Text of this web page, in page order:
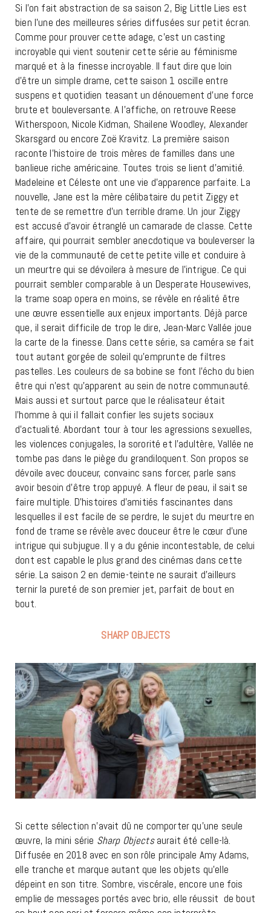
Si l’on fait abstraction de sa saison 2, Big Little Lies est
bien l’une des meilleures séries diffusées sur petit écran.
Comme pour prouver cette adage, c’est un casting
incroyable qui vient soutenir cette série au féminisme
marqué et à la finesse incroyable. Il faut dire que loin
d’être un simple drame, cette saison 1 oscille entre
suspens et quotidien teasant un dénouement d’une force
brute et bouleversante. A l’affiche, on retrouve Reese
Witherspoon, Nicole Kidman, Shailene Woodley, Alexander
Skarsgard ou encore Zoë Kravitz. La première saison
raconte l’histoire de trois mères de familles dans une
banlieue riche américaine. Toutes trois se lient d’amitié.
Madeleine et Céleste ont une vie d’apparence parfaite. La
nouvelle, Jane est la mère célibataire du petit Ziggy et
tente de se remettre d’un terrible drame. Un jour Ziggy
est accusé d’avoir étranglé un camarade de classe. Cette
affaire, qui pourrait sembler anecdotique va bouleverser la
vie de la communauté de cette petite ville et conduire à
un meurtre qui se dévoilera à mesure de l’intrigue. Ce qui
pourrait sembler comparable à un Desperate Housewives,
la trame soap opera en moins, se révèle en réalité être
une œuvre essentielle aux enjeux importants. Déjà parce
que, il serait difficile de trop le dire, Jean-Marc Vallée joue
la carte de la finesse. Dans cette série, sa caméra se fait
tout autant gorgée de soleil qu’emprunte de filtres
pastelles. Les couleurs de sa bobine se font l’écho du bien
être qui n’est qu’apparent au sein de notre communauté.
Mais aussi et surtout parce que le réalisateur était
l’homme à qui il fallait confier les sujets sociaux
d’actualité. Abordant tour à tour les agressions sexuelles,
les violences conjugales, la sororité et l’adultère, Vallée ne
tombe pas dans le piège du grandiloquent. Son propos se
dévoile avec douceur, convainc sans forcer, parle sans
avoir besoin d’être trop appuyé. A fleur de peau, il sait se
faire multiple. D’histoires d’amitiés fascinantes dans
lesquelles il est facile de se perdre, le sujet du meurtre en
fond de trame se révèle avec douceur être le cœur d’une
intrigue qui subjugue. Il y a du génie incontestable, de celui
dont est capable le plus grand des cinémas dans cette
série. La saison 2 en demie-teinte ne saurait d’ailleurs
ternir la pureté de son premier jet, parfait de bout en
bout.
SHARP OBJECTS
Si cette sélection n’avait dû ne comporter qu’une seule
œuvre, la mini série Sharp Objectsaurait été celle-là.
Diffusée en 2018 avec en son rôle principale Amy Adams,
elle tranche et marque autant que les objets qu’elle
dépeint en son titre. Sombre, viscérale, encore une fois
emplie de messages portés avec brio, elle réussit de bout